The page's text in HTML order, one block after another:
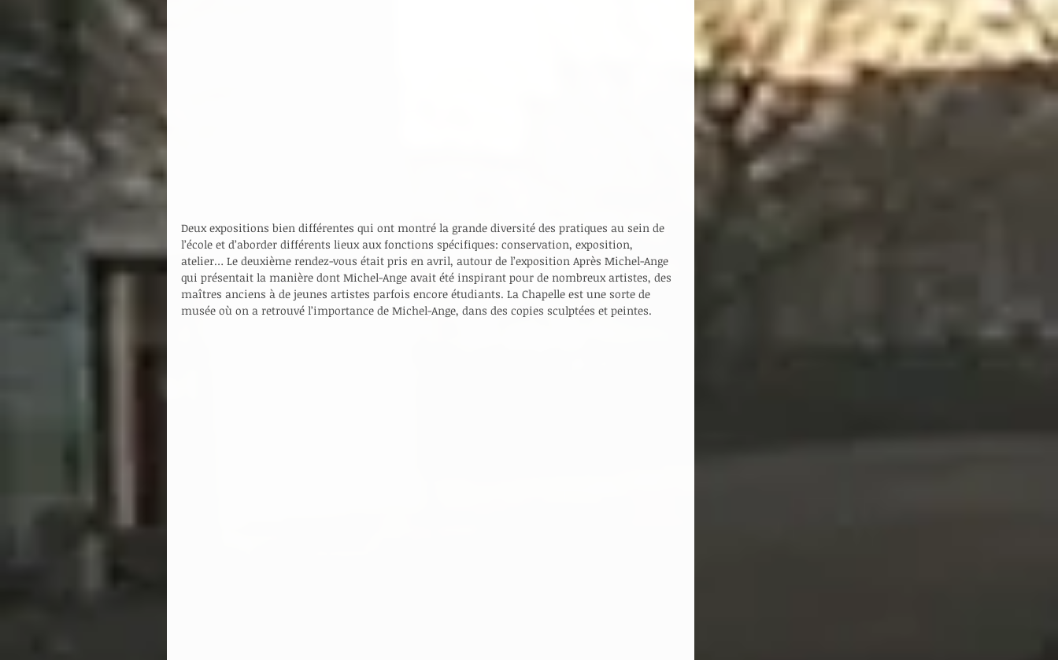
Deux expositions bien différentes qui ont montré la grande diversité des pratiques au sein de
l’école et d’aborder différents lieux aux fonctions spécifiques: conservation, exposition,
atelier… Le deuxième rendez-vous était pris en avril, autour de l’exposition Après Michel-Ange
qui présentait la manière dont Michel-Ange avait été inspirant pour de nombreux artistes, des
maîtres anciens à de jeunes artistes parfois encore étudiants. La Chapelle est une sorte de
musée où on a retrouvé l’importance de Michel-Ange, dans des copies sculptées et peintes.